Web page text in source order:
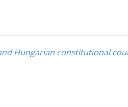
Hungarian constitutional